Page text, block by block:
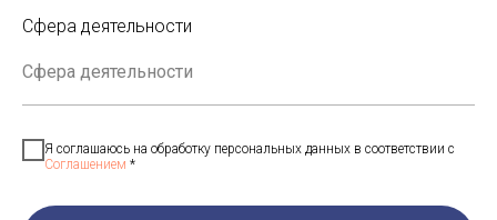
Сфера деятельности
Я соглашаюсь на обработку персональных данных в соответствии с
Соглашением *